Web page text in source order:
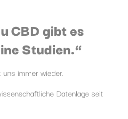
CBD gibt es
Studien.“
immer wieder.
Datenlage seit